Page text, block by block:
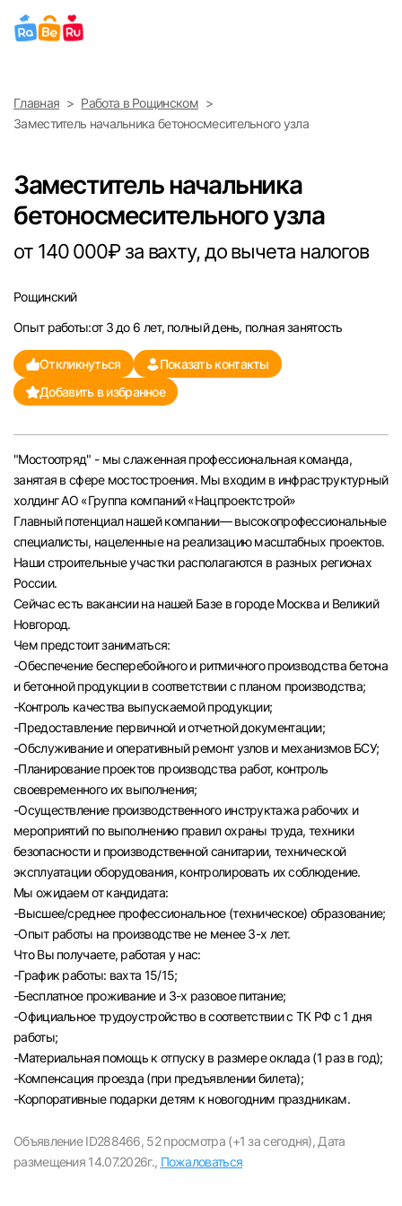
Найти работу Найти сотрудника
Выберите город
Санкт-Петербург
Саратов
Казань
Пермь
Самара
Оренбург
Волгоград
Ульяновск
Курган
Уфа
Вход в личный кабинет
вакансии с контактами и оставлять отклики
E-mail или Телефон
Главная
Работа в Рощинском
Заместитель начальника бетоносмесительного узла
Заместитель начальника
бетоносмесительного узла
от 140 000₽ за вахту, до вычета налогов
Рощинский
Опыт работы:от 3 до 6 лет, полный день, полная занятость
Откликнуться
Показать контакты
Добавить в избранное
"Мостоотряд" - мы слаженная профессиональная команда,
занятая в сфере мостостроения. Мы входим в инфраструктурный
холдинг АО «Группа компаний «Нацпроектстрой»
Главный потенциал нашей компании— высокопрофессиональные
специалисты, нацеленные на реализацию масштабных проектов.
Наши строительные участки располагаются в разных регионах
России.
Сейчас есть вакансии на нашей Базе в городе Москва и Великий
Новгород.
Чем предстоит заниматься:
-Обеспечение бесперебойного и ритмичного производства бетона
и бетонной продукции в соответствии с планом производства;
-Контроль качества выпускаемой продукции;
-Предоставление первичной и отчетной документации;
-Обслуживание и оперативный ремонт узлов и механизмов БСУ;
-Планирование проектов производства работ, контроль
своевременного их выполнения;
-Осуществление производственного инструктажа рабочих и
мероприятий по выполнению правил охраны труда, техники
безопасности и производственной санитарии, технической
эксплуатации оборудования, контролировать их соблюдение.
Мы ожидаем от кандидата:
-Высшее/среднее профессиональное (техническое) образование;
-Опыт работы на производстве не менее 3-х лет.
Что Вы получаете, работая у нас:
-График работы: вахта 15/15;
-Бесплатное проживание и 3-х разовое питание;
-Официальное трудоустройство в соответствии с ТК РФ с 1 дня
работы;
-Материальная помощь к отпуску в размере оклада (1 раз в год);
-Компенсация проезда (при предъявлении билета);
-Корпоративные подарки детям к новогодним праздникам.
Объявление ID288466, 52 просмотра (+1 за сегодня), Дата
размещения 14.07.2026г., Пожаловаться